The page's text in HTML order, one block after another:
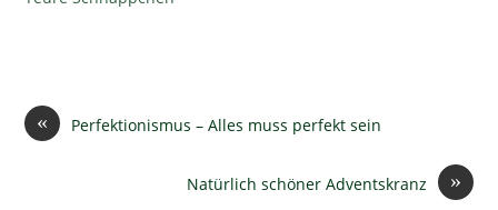
« Perfektionismus – Alles muss perfekt sein
»
Natürlich schöner Adventskranz